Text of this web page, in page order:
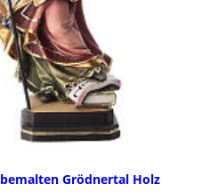
Grödnertal Holz